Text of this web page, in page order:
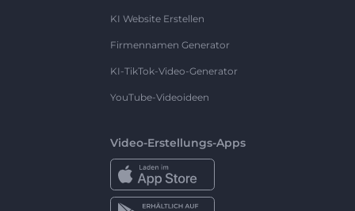
KI Website Erstellen
Firmennamen Generator
KI-TikTok-Video-Generator
YouTube-Videoideen
Video-Erstellungs-Apps